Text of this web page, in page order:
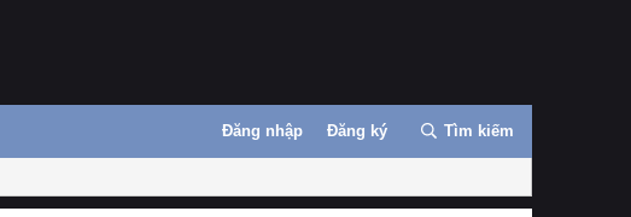
Đăng nhập Đăng ký Tìm kiếm